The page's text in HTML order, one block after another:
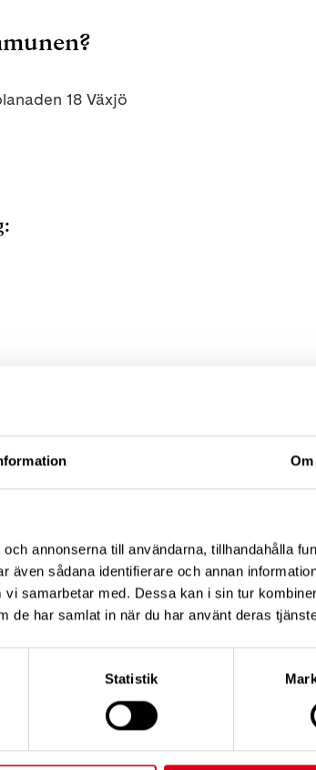
Om
annonserna till användarna, tillhandahålla
sådana identifierare och annan
samarbetar med. Dessa kan i sin tur
de har samlat in när du har använt deras
Statistik
18 Växjö
Så tycker vi